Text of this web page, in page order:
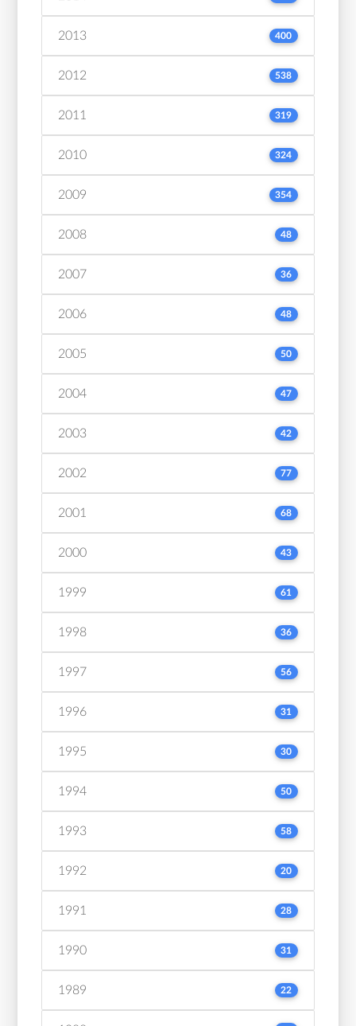
2013 400
2012 538
2011 319
2010 324
2009 354
2008 48
2007 36
2006 48
2005 50
2004 47
2003 42
2002 77
2001 68
2000 43
1999 61
1998 36
1997 56
1996 31
1995 30
1994 50
1993 58
1992 20
1991 28
1990 31
1989 22